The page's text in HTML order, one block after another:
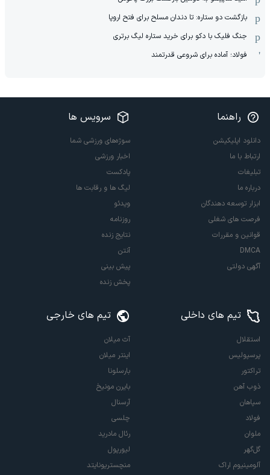
بازگشت دو ستاره: تا دندان مسلح برای فتح اروپا
جنگ فلیک با دکو برای خرید ستاره لیگ برتری
فولاد؛ آماده برای شروعی قدرتمند
راهنما
دانلود اپلیکیشن
ارتباط با ما
تبلیغات
درباره ما
ابزار توسعه دهندگان
فرصت های شغلی
قوانین و مقررات
DMCA
آگهی دولتی
سرویس ها
سوژه‌های ورزشی شما
اخبار ورزشی
پادکست
لیگ ها و رقابت ها
ویدئو
روزنامه
نتایج زنده
آنتن
پیش بینی
پخش زنده
تیم های داخلی
استقلال
پرسپولیس
تراکتور
ذوب آهن
سپاهان
فولاد
ملوان
گل‌گهر
آلومینیوم اراک
تیم های خارجی
آث میلان
اینتر میلان
بارسلونا
بایرن مونیخ
آرسنال
چلسی
رئال مادرید
لیورپول
منچستریونایتد